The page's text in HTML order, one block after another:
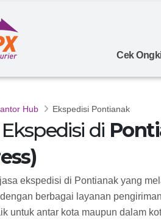
Cek
Hub Ekspedisi Pontianak
di
ekspedisi di Pontianak yang
berbagai layanan
untuk antar kota maupun dalam